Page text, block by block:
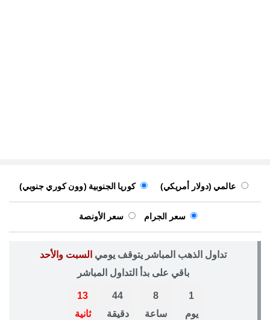
عالمي (دولار أمريكي) كوريا الجنوبية (وون كوري جنوبي)
سعر الجرام سعر الأونصة
تداول الذهب المباشر يتوقف يومي السبت والأحد
باقي على بدأ التداول المباشر
1
يوم
8
ساعة
44
دقيقة
13
ثانية